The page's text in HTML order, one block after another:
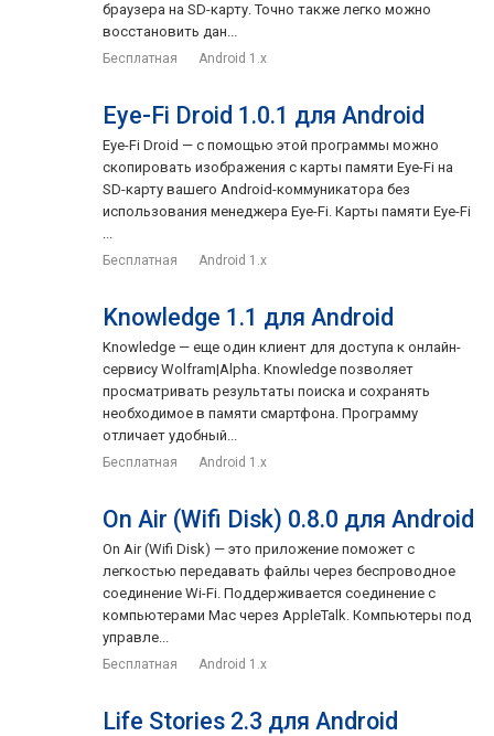
браузера на SD-карту. Точно также легко можно
восстановить дан...
Бесплатная Android 1.x
Eye-Fi Droid 1.0.1 для Android
Eye-Fi Droid — с помощью этой программы можно
скопировать изображения с карты памяти Eye-Fi на
SD-карту вашего Android-коммуникатора без
использования менеджера Eye-Fi. Карты памяти Eye-Fi
...
Бесплатная Android 1.x
Knowledge 1.1 для Android
Knowledge — еще один клиент для доступа к онлайн-
сервису Wolfram|Alpha. Knowledge позволяет
просматривать результаты поиска и сохранять
необходимое в памяти смартфона. Программу
отличает удобный...
Бесплатная Android 1.x
On Air (Wifi Disk) 0.8.0 для Android
On Air (Wifi Disk) — это приложение поможет с
легкостью передавать файлы через беспроводное
соединение Wi-Fi. Поддерживается соединение с
компьютерами Mac через AppleTalk. Компьютеры под
управле...
Бесплатная Android 1.x
Life Stories 2.3 для Android